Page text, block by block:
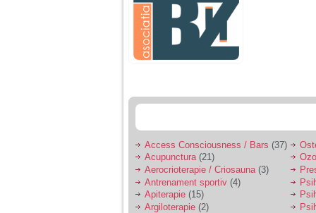
o palma sau pedepse.
De 4 ani am o relatie
serioasa cu un barbat
sa se manifeste o
Ma aflu aici pentru ca
vreau sa stiu daca am
nevoie de un psiholog
sau psihiatru.
Access Consciousness / Bars (37)
Acupunctura(21)
Aerocrioterapie / Criosauna (3)
Antrenament sportiv (4)
Apiterapie (15)
Argiloterapie (2)